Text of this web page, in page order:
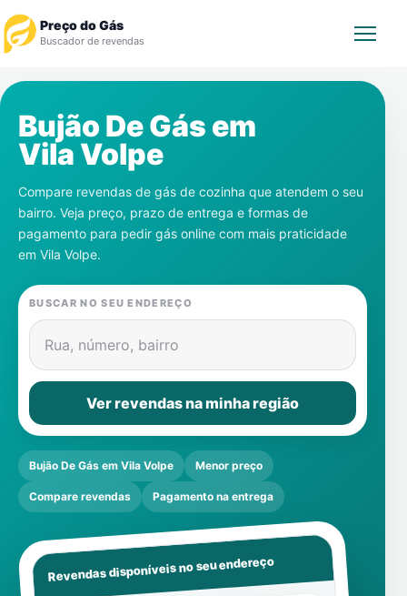
Preço do Gás
Buscador de revendas
Revendedor
Notícias
Cadastre-se
Gás
Contatos
Bujão De Gás em
Vila Volpe
Compare revendas de gás de cozinha que atendem o seu
bairro. Veja preço, prazo de entrega e formas de
pagamento para pedir gás online com mais praticidade
em Vila Volpe.
BUSCAR NO SEU ENDEREÇO
Rua, número, bairro
Ver revendas na minha região
Bujão De Gás em Vila Volpe Menor preço
Compare revendas Pagamento na entrega
Revendas disponíveis no seu endereço